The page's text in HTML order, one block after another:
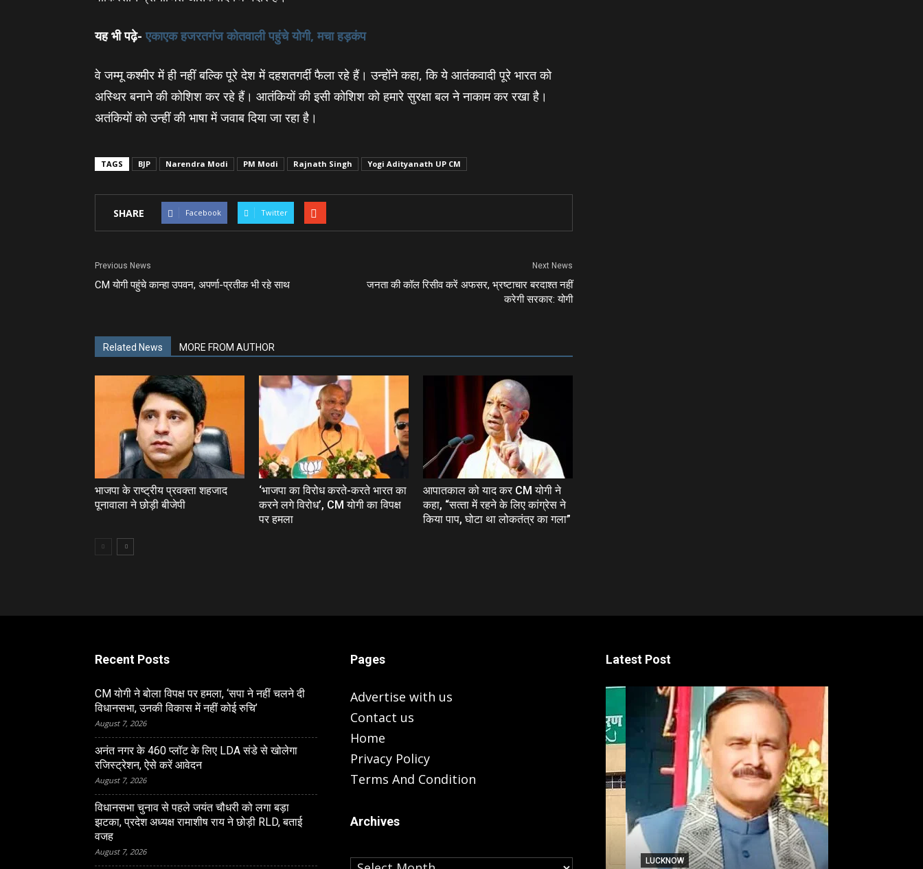
यह भी पढ़े- एकाएक हजरतगंज कोतवाली पहुंचे योगी, मचा हड़कंप
वे जम्मू कश्मीर में ही नहीं बल्कि पूरे देश में दहशतगर्दी फैला रहे हैं। उन्होंने कहा, कि ये आतंकवादी पूरे भारत को
अस्थिर बनाने की कोशिश कर रहे हैं। आतंकियों की इसी कोशिश को हमारे सुरक्षा बल ने नाकाम कर रखा है।
अतंकियों को उन्‍हीं की भाषा में जवाब दिया जा रहा है।
TAGS BJP Narendra Modi PM Modi Rajnath Singh Yogi Adityanath UP CM
SHARE Facebook Twitter
Previous News
CM योगी पहुंचे कान्‍हा उपवन, अपर्णा-प्र‍तीक भी रहे साथ
Next News
जनता की कॉल रिसीव करें अफसर, भ्रष्‍टाचार बरदाश्‍त नहीं
करेगी सरकार: योगी
Related News MORE FROM AUTHOR
भाजपा के राष्ट्रीय प्रवक्ता शहजाद
पूनावाला ने छोड़ी बीजेपी
‘भाजपा का विरोध करते-करते भारत का
करने लगे विरोध’, CM योगी का विपक्ष
पर हमला
आपातकाल को याद कर CM योगी ने
कहा, “सत्‍ता में रहने के लिए कांग्रेस ने
किया पाप, घोटा था लोकतंत्र का गला”
Recent Posts
CM योगी ने बोला विपक्ष पर हमला, ‘सपा ने नहीं चलने दी
विधानसभा, उनकी विकास में नहीं कोई रुचि’
August 7, 2026
अनंत नगर के 460 प्‍लॉट के लिए LDA संडे से खोलेगा
रजिस्‍ट्रेशन, ऐसे करें आवेदन
August 7, 2026
विधानसभा चुनाव से पहले जयंत चौधरी को लगा बड़ा
झटका, प्रदेश अध्यक्ष रामाशीष राय ने छोड़ी RLD, बताई
वजह
August 7, 2026
Pages
Advertise with us
Contact us
Home
Privacy Policy
Terms And Condition
Archives
Archives
Latest Post
LUCKNOW